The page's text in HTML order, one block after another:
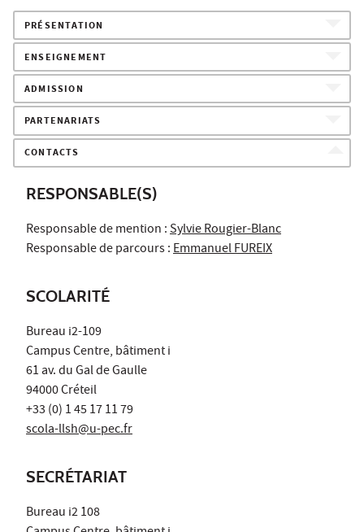
PRÉSENTATION
ENSEIGNEMENT
ADMISSION
PARTENARIATS
CONTACTS
RESPONSABLE(S)
Responsable de mention :Sylvie Rougier-Blanc
Responsable de parcours :Emmanuel FUREIX
SCOLARITÉ
Bureau i2-109
Campus Centre, bâtiment i
61 av. du Gal de Gaulle
94000 Créteil
+33 (0) 1 45 17 11 79
scola-llsh@u-pec.fr
SECRÉTARIAT
Bureau i2 108